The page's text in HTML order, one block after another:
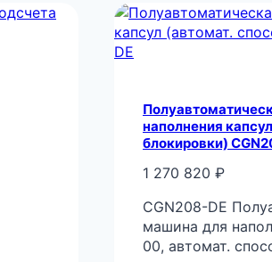
наполнения
блокировки)
1 270 820 ₽
CGN208-DE
машина для
00, автомат.